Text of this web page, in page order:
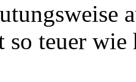
so teuer wie